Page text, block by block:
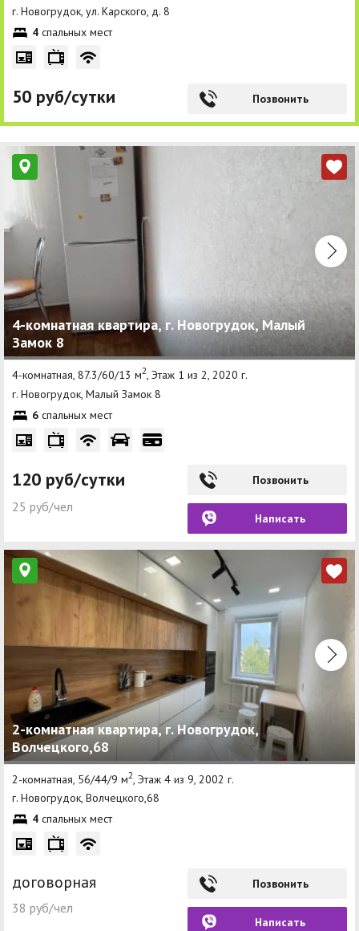
г. Новогрудок, ул. Карского, д. 8
4 спальных мест
50 руб/сутки Позвонить
4-комнатная квартира, г. Новогрудок, Малый
Замок 8
4-комнатная, 87.3/60/13 м2, Этаж 1 из 2, 2020 г.
г. Новогрудок, Малый Замок 8
6 спальных мест
120 руб/сутки
25 руб/чел
Позвонить
Написать
2-комнатная квартира, г. Новогрудок,
Волчецкого,68
2-комнатная, 56/44/9 м2 , Этаж 4 из 9, 2002 г.
г. Новогрудок, Волчецкого,68
4 спальных мест
договорная
38 руб/чел
Позвонить
Написать